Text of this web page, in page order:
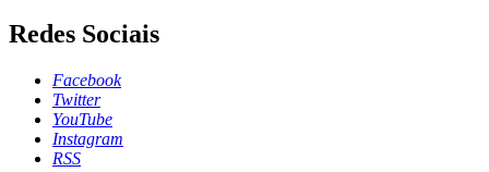
Redes Sociais
Facebook
Twitter
YouTube
Instagram
RSS